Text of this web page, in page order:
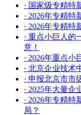
· 国家级专精特
· 2026年专精特
· 2026年专精特
· 重点小巨人的
意！
· 2026年重点
· 北京企业技术
· 申报北京市市
· 2025年大量企
· 2026年专精
局？